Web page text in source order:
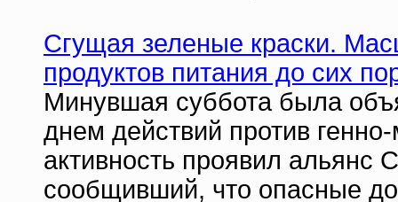
Сгущая зеленые краски.
продуктов питания до сих
Минувшая суббота была
днем действий против
активность проявил альянс
сообщивший, что опасные